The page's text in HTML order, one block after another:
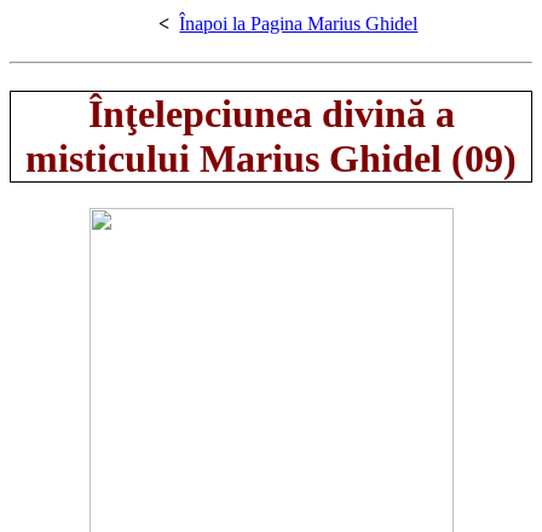
< Înapoi la Pagina Marius Ghidel
Înţelepciunea divină a
misticului Marius Ghidel (09)